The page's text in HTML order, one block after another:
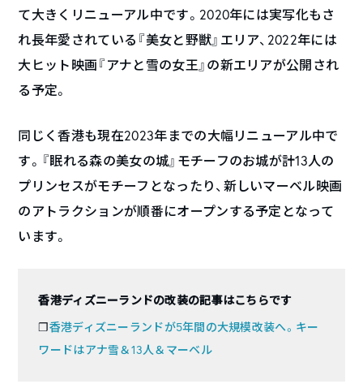
て大きくリニューアル中です。2020年には実写化もさ
れ長年愛されている『美女と野獣』エリア、2022年には
大ヒット映画『アナと雪の女王』の新エリアが公開され
る予定。
同じく香港も現在2023年までの大幅リニューアル中で
す。『眠れる森の美女の城』モチーフのお城が計13人の
プリンセスがモチーフとなったり、新しいマーベル映画
のアトラクションが順番にオープンする予定となって
います。
香港ディズニーランドの改装の記事はこちらです
❐香港ディズニーランドが5年間の大規模改装へ。キー
ワードはアナ雪＆13人＆マーベル